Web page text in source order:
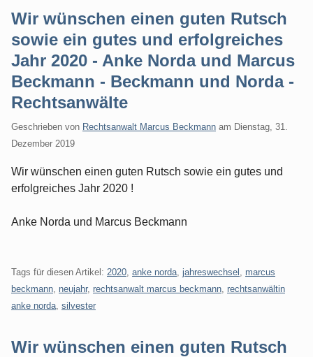
Wir wünschen einen guten Rutsch
sowie ein gutes und erfolgreiches
Jahr 2020 - Anke Norda und Marcus
Beckmann - Beckmann und Norda -
Rechtsanwälte
Geschrieben von Rechtsanwalt Marcus Beckmann am Dienstag, 31.
Dezember 2019
Wir wünschen einen guten Rutsch sowie ein gutes und
erfolgreiches Jahr 2020 !
Anke Norda und Marcus Beckmann
Tags für diesen Artikel: 2020 anke norda jahreswechsel
marcus
beckmann neujahr, rechtsanwalt marcus beckmann rechtsanwältin
anke norda silvester
Wir wünschen einen guten Rutsch